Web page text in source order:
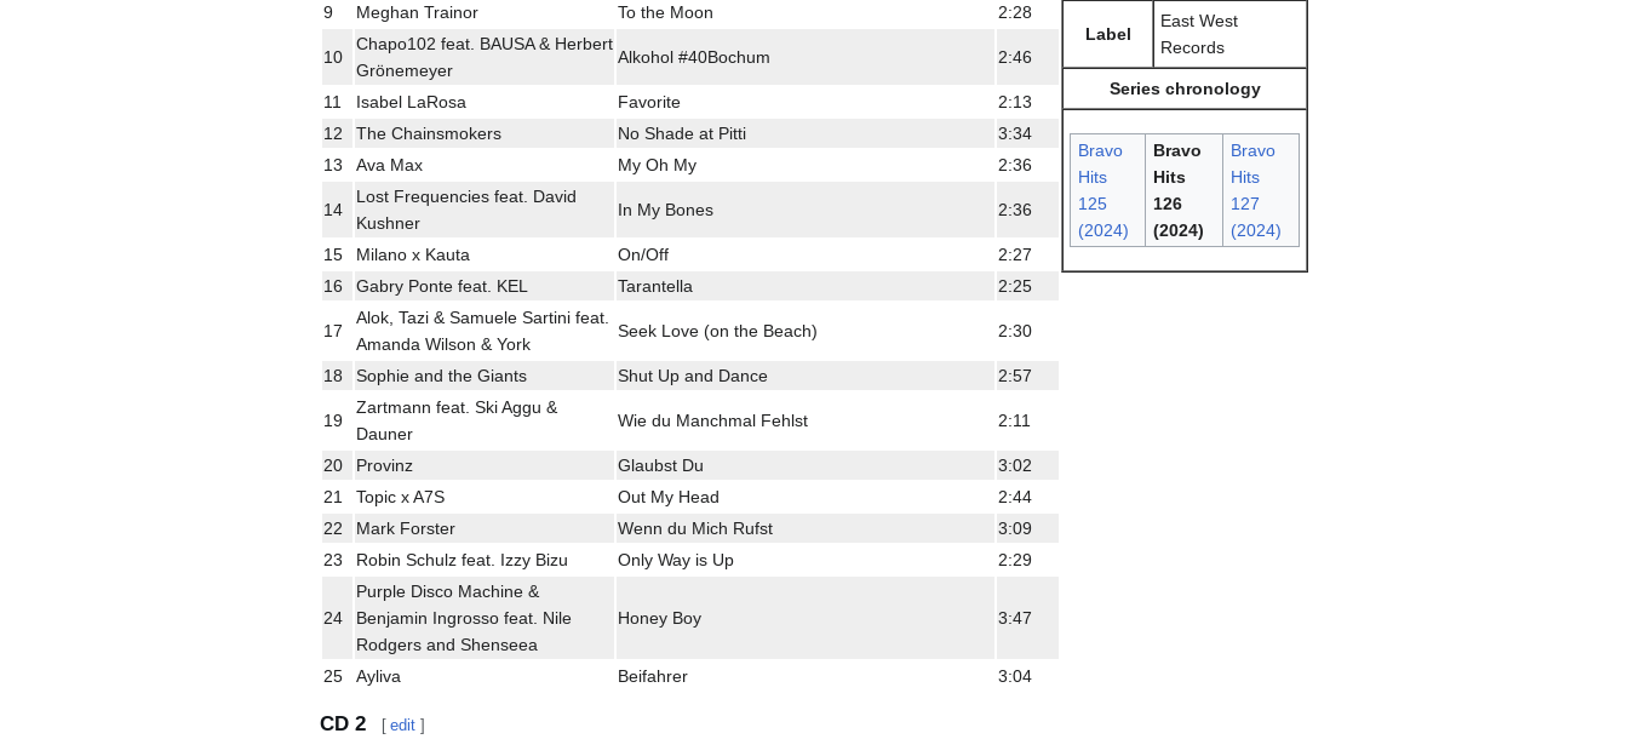
Label
East West
Records
Series chronology
Bravo
Hits
125
(2024)
Bravo
Hits
126
(2024)
Bravo
Hits
127
(2024)
9
Meghan Trainor To the Moon 2:28
10
Chapo102 feat. BAUSA & Herbert
Grönemeyer
Alkohol #40Bochum 2:46
11 Isabel LaRosa Favorite
2:13
12
The Chainsmokers No Shade at Pitti
3:34
13
Ava Max My Oh My 2:36
14
Lost Frequencies feat. David
Kushner
In My Bones 2:36
15 Milano x Kauta On/Off
2:27
16
Gabry Ponte feat. KEL Tarantella 2:25
17
Alok, Tazi & Samuele Sartini feat.
Amanda Wilson & York
Seek Love (on the Beach) 2:30
18 Sophie and the Giants Shut Up and Dance 2:57
19
Zartmann feat. Ski Aggu &
Dauner
Wie du Manchmal Fehlst 2:11
20 Provinz Glaubst Du
3:02
21
Topic x A7S Out My Head
2:44
22
Mark Forster Wenn du Mich Rufst
3:09
23
Robin Schulz feat. Izzy Bizu Only Way is Up 2:29
24
Purple Disco Machine &
Benjamin Ingrosso feat. Nile
Rodgers and Shenseea
Honey Boy 3:47
25 Ayliva Beifahrer 3:04
CD 2 [ edit ]